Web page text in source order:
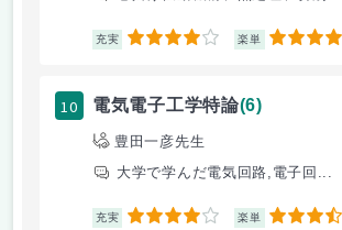
充実 4 楽単 4
10 電気電子工学特論(6)
豊田一彦先生
大学で学んだ電気回路,電子回...
充実 4 楽単 3.5